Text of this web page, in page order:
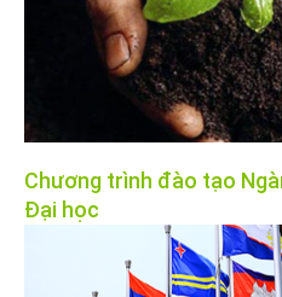
Chương trình đào tạo
Đại học